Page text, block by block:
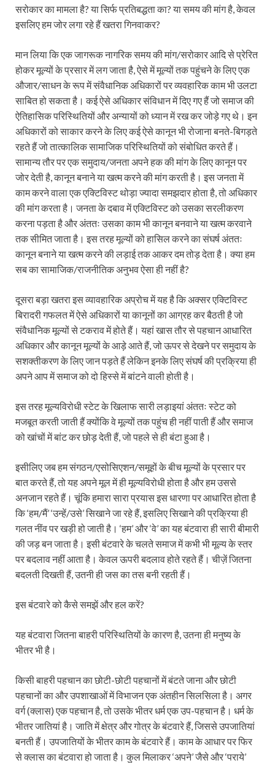
सरोकार का मामला है? या सिर्फ प्रतिबद्धता का? या समय की मांग है, केवल
इसलिए हम जोर लगा रहे हैं खतरा गिनवाकर?
मान लिया कि एक जागरूक नागरिक समय की मांग/सरोकार आदि से प्रेरित
होकर मूल्यों के प्रसार में लग जाता है, ऐसे में मूल्यों तक पहुंचने के लिए एक
औजार/साधन के रूप में संवैधानिक अधिकारों पर व्यवहारिक काम भी उलटा
साबित हो सकता है। कई ऐसे अधिकार संविधान में दिए गए हैं जो समाज की
ऐतिहासिक परिस्थितियों और अन्यायों को ध्यान में रख कर जोड़े गए थे। इन
अधिकारों को साकार करने के लिए कई ऐसे कानून भी रोजाना बनते-बिगड़ते
रहते हैं जो तात्कालिक सामाजिक परिस्थितियों को संबोधित करते हैं।
सामान्य तौर पर एक समुदाय/जनता अपने हक की मांग के लिए कानून पर
जोर देती है, कानून बनाने या खत्‍म करने की मांग करती है। इस जनता में
काम करने वाला एक एक्टिविस्ट थोड़ा ज्‍यादा समझदार होता है, तो अधिकार
की मांग करता है। जनता के दबाव में एक्टिविस्‍ट को उसका सरलीकरण
करना पड़ता है और अंततः उसका काम भी कानून बनवाने या खत्‍म करवाने
तक सीमित जाता है। इस तरह मूल्यों को हासिल करने का संघर्ष अंततः
कानून बनाने या खत्म करने की लड़ाई तक आकर दम तोड़ देता है। क्‍या हम
सब का सामाजिक/राजनीतिक अनुभव ऐसा ही नहीं है?
दूसरा बड़ा खतरा इस व्‍यावहारिक अप्रोच में यह है कि अक्सर एक्टिविस्ट
बिरादरी गफलत में ऐसे अधिकारों या कानूनों का आग्रह कर बैठती है जो
संवैधानिक मूल्यों से टकराव में होते हैं। यहां खास तौर से पहचान आधारित
अधिकार और कानून मूल्‍यों के आड़े आते हैं, जो ऊपर से देखने पर समुदाय के
सशक्तीकरण के लिए जान पड़ते हैं लेकिन इनके लिए संघर्ष की प्रक्रिया ही
अपने आप में समाज को दो हिस्‍से में बांटने वाली होती है।
इस तरह मूल्यविरोधी स्टेट के खिलाफ सारी लड़ाइयां अंततः स्टेट को
मजबूत करती जाती हैं क्योंकि वे मूल्यों तक पहुंच ही नहीं पाती हैं और समाज
को खांचों में बांट कर छोड़ देती हैं, जो पहले से ही बंटा हुआ है।
इसीलिए जब हम संगठन/एसोसिएशन/समूहों के बीच मूल्‍यों के प्रसार पर
बात करते हैं, तो यह अपने मूल में ही मूल्यविरोधी होता है और हम उससे
अनजान रहते हैं। चूंकि हमारा सारा प्रयास इस धारणा पर आधारित होता है
कि ‘हम/मैं’ ‘उन्हें/उसे’ सिखाने जा रहे हैं, इसलिए सिखाने की प्रक्रिया ही
गलत नींव पर खड़ी हो जाती है। ‘हम’ और ‘वे’ का यह बंटवारा ही सारी बीमारी
की जड़ बन जाता है। इसी बंटवारे के चलते समाज में कभी भी मूल्य के स्‍तर
पर बदलाव नहीं आता है। केवल ऊपरी बदलाव होते रहते हैं। चीज़ें जितना
बदलती दिखती हैं, उतनी ही जस का तस बनी रहती हैं।
इस बंटवारे को कैसे समझें और हल करें?
यह बंटवारा जितना बाहरी परिस्थितियों के कारण है, उतना ही मनुष्य के
भीतर भी है।
किसी बाहरी पहचान का छोटी-छोटी पहचानों में बंटते जाना और छोटी
पहचानों का और उपशाखाओं में विभाजन एक अंतहीन सिलसिला है। अगर
वर्ग (क्‍लास) एक पहचान है, तो उसके भीतर धर्म एक उप-पहचान है। धर्म के
भीतर जातियां है। जाति में क्षेत्र और गोत्र के बंटवारे हैं, जिससे उपजातियां
बनती हैं। उपजातियों के भीतर काम के बंटवारे हैं। काम के आधार पर फिर
से क्लास का बंटवारा हो जाता है। कुल मिलाकर ‘अपने’ जैसे और ‘पराये’